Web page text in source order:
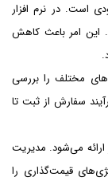
است. در نرم افزار
این امر باعث کاهش
مختلف را بررسی
سفارش از ثبت تا
می‌شود. مدیریت
قیمت‌گذاری را